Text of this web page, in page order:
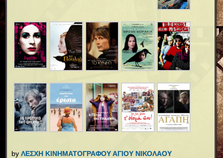
by ΛΕΣΧΗ ΚΙΝΗΜΑΤΟΓΡΑΦΟΥ ΑΓΙΟΥ ΝΙΚΟΛΑΟΥ